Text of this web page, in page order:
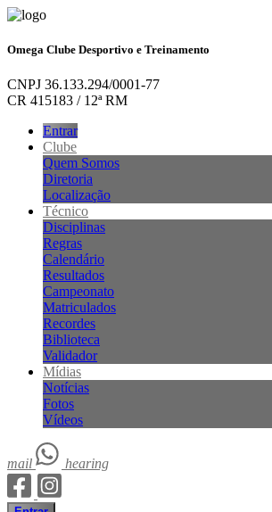
Omega Clube Desportivo e Treinamento
CNPJ 36.133.294/0001-77
CR 415183 / 12ª RM
Entrar
Clube
Quem Somos
Diretoria
Localização
Técnico
Disciplinas
Regras
Calendário
Resultados
Campeonato
Matriculados
Recordes
Biblioteca
Validador
Mídias
Notícias
Fotos
Vídeos
mail hearing